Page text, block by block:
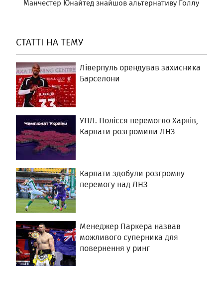
Манчестер Юнайтед знайшов альтернативу Голлу
СТАТТІ НА ТЕМУ
Ліверпуль орендував захисника
Барселони
УПЛ: Полісся перемогло Харків,
Карпати розгромили ЛНЗ
Карпати здобули розгромну
перемогу над ЛНЗ
Менеджер Паркера назвав
можливого суперника для
повернення у ринг